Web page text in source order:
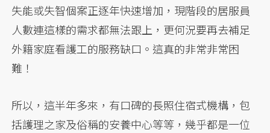
失能或失智個案正逐年快速增加，現階段的居服員
人數連這樣的需求都無法跟上，更何況要再去補足
外籍家庭看護工的服務缺口。這真的非常非常困
難！
所以，這半年多來，有口碑的長照住宿式機構，包
括護理之家及俗稱的安養中心等等，幾乎都是一位